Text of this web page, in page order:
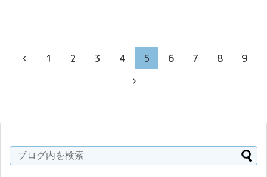
1 2 3 4 5 6 7 8 9